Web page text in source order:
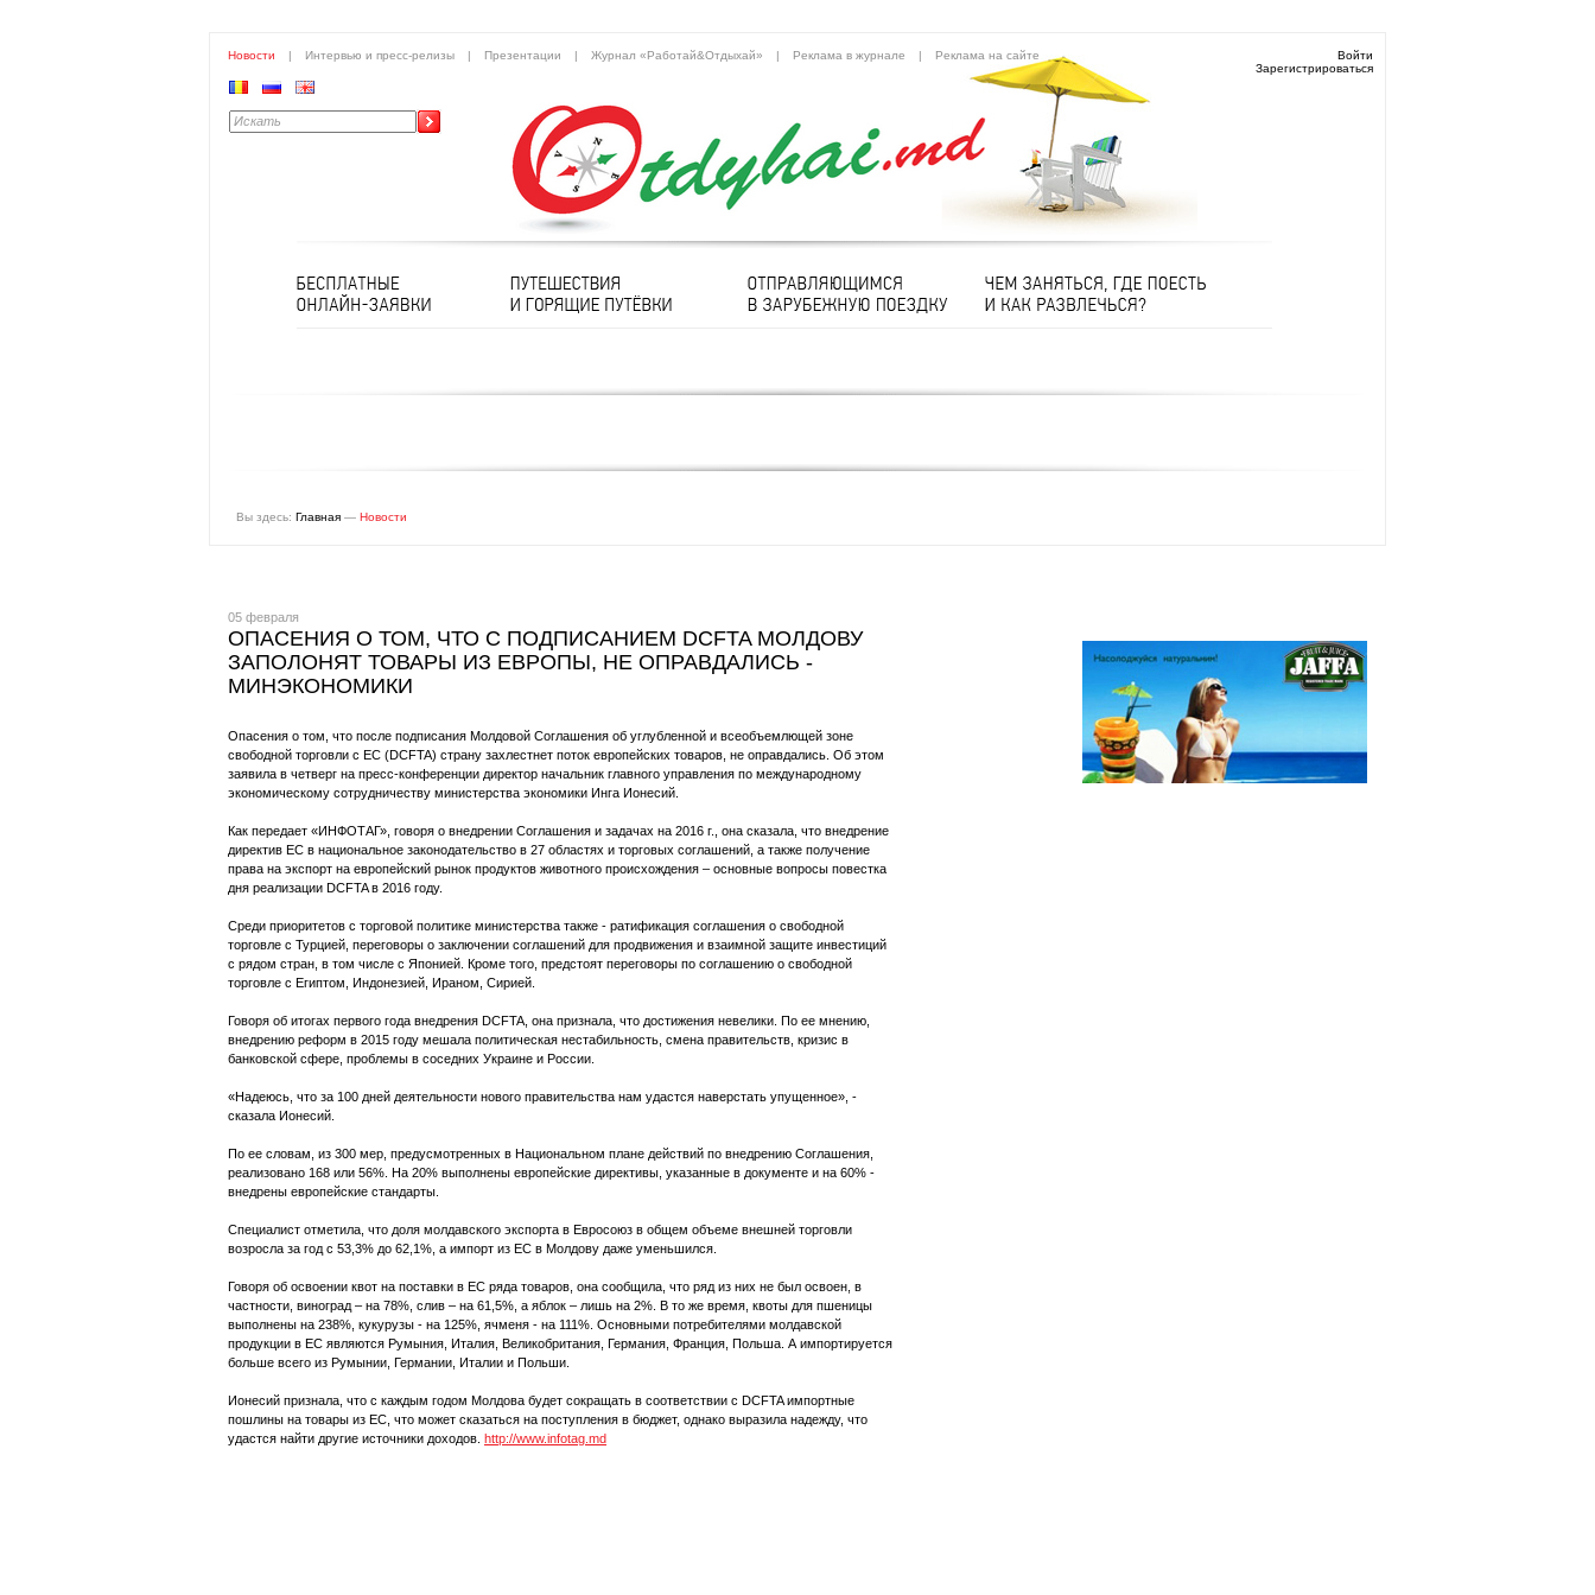
Новости | Интервью и пресс-релизы | Презентации | Журнал «Работай&Отдыхай» | Реклама в журнале | Реклама на сайте
Войти
Зарегистрироваться
Вы здесь: Главная — Новости
05 февраля
ОПАСЕНИЯ О ТОМ, ЧТО С ПОДПИСАНИЕМ DCFTA МОЛДОВУ
ЗАПОЛОНЯТ ТОВАРЫ ИЗ ЕВРОПЫ, НЕ ОПРАВДАЛИСЬ -
МИНЭКОНОМИКИ
Опасения о том, что после подписания Молдовой Соглашения об углубленной и всеобъемлющей зоне
свободной торговли с ЕС (DCFTA) страну захлестнет поток европейских товаров, не оправдались. Об этом
заявила в четверг на пресс-конференции директор начальник главного управления по международному
экономическому сотрудничеству министерства экономики Инга Ионесий.
Как передает «ИНФОТАГ», говоря о внедрении Соглашения и задачах на 2016 г., она сказала, что внедрение
директив ЕС в национальное законодательство в 27 областях и торговых соглашений, а также получение
права на экспорт на европейский рынок продуктов животного происхождения – основные вопросы повестка
дня реализации DCFTA в 2016 году.
Среди приоритетов с торговой политике министерства также - ратификация соглашения о свободной
торговле с Турцией, переговоры о заключении соглашений для продвижения и взаимной защите инвестиций
с рядом стран, в том числе с Японией. Кроме того, предстоят переговоры по соглашению о свободной
торговле с Египтом, Индонезией, Ираном, Сирией.
Говоря об итогах первого года внедрения DCFTA, она признала, что достижения невелики. По ее мнению,
внедрению реформ в 2015 году мешала политическая нестабильность, смена правительств, кризис в
банковской сфере, проблемы в соседних Украине и России.
«Надеюсь, что за 100 дней деятельности нового правительства нам удастся наверстать упущенное», -
сказала Ионесий.
По ее словам, из 300 мер, предусмотренных в Национальном плане действий по внедрению Соглашения,
реализовано 168 или 56%. На 20% выполнены европейские директивы, указанные в документе и на 60% -
внедрены европейские стандарты.
Специалист отметила, что доля молдавского экспорта в Евросоюз в общем объеме внешней торговли
возросла за год с 53,3% до 62,1%, а импорт из ЕС в Молдову даже уменьшился.
Говоря об освоении квот на поставки в ЕС ряда товаров, она сообщила, что ряд из них не был освоен, в
частности, виноград – на 78%, слив – на 61,5%, а яблок – лишь на 2%. В то же время, квоты для пшеницы
выполнены на 238%, кукурузы - на 125%, ячменя - на 111%. Основными потребителями молдавской
продукции в ЕС являются Румыния, Италия, Великобритания, Германия, Франция, Польша. А импортируется
больше всего из Румынии, Германии, Италии и Польши.
Ионесий признала, что с каждым годом Молдова будет сокращать в соответствии с DCFTA импортные
пошлины на товары из ЕС, что может сказаться на поступления в бюджет, однако выразила надежду, что
удастся найти другие источники доходов. http://www.infotag.md